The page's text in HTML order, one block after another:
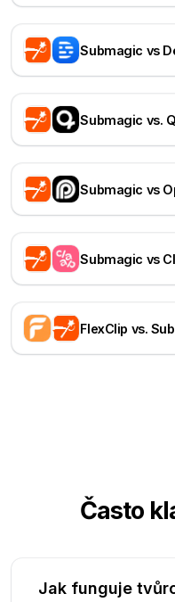
Submagic vs
Submagic vs.
Submagic vs
Submagic vs
FlexClip vs.
Často
Jak funguje